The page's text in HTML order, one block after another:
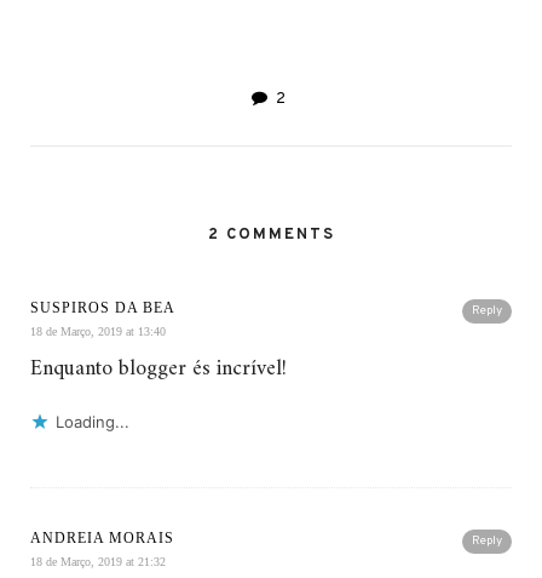
2
2 COMMENTS
Reply
SUSPIROS DA BEA
18 de Março, 2019 at 13:40
Enquanto blogger és incrível!
Loading...
Reply
ANDREIA MORAIS
18 de Março, 2019 at 21:32